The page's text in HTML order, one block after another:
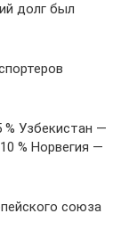
долг был
% Узбекистан —
% Норвегия —
союза